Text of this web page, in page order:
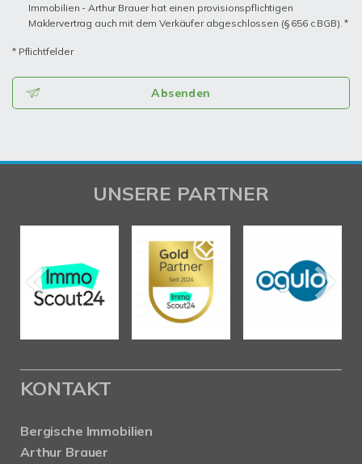
Immobilien - Arthur Brauer hat einen provisionspflichtigen
Maklervertrag auch mit dem Verkäufer abgeschlossen (§ 656 c BGB). *
* Pflichtfelder
Absenden
UNSERE PARTNER
KONTAKT
Bergische Immobilien
Arthur Brauer